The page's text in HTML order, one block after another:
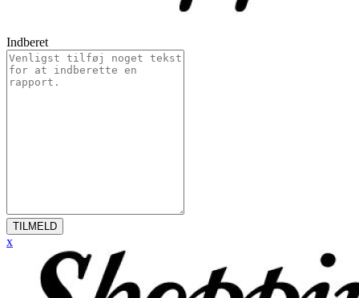
Indberet
TILMELD
x